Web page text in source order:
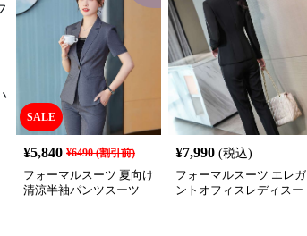
SALE
¥5,840 ¥6490(割引前)
フォーマルスーツ 夏向け
清涼半袖パンツスーツ
¥7,990 (税込)
フォーマルスーツ エレガ
ントオフィスレディスー